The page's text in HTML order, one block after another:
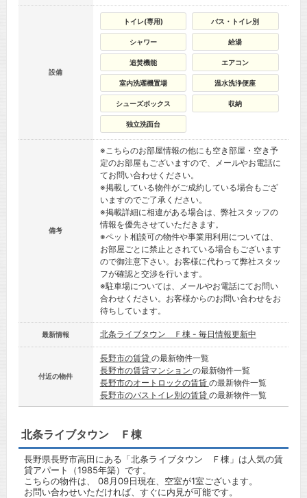
設備
トイレ(専用) バス・トイレ別
シャワー 給湯
追焚機能 エアコン
室内洗濯機置場 温水洗浄便座
シューズボックス 収納
独立洗面台
備考
※こちらのお部屋情報の他にも空き部屋・空き予
定のお部屋もございますので、メールやお電話に
てお問い合わせください。
※掲載している物件がご成約している場合もござ
いますのでご了承ください。
※掲載詳細に相違がある場合は、弊社スタッフの
情報を優先させていただきます。
※ペット相談可の物件や事業用利用については、
お部屋ごとに禁止とされている場合もございます
ので御注意下さい。お客様に代わって弊社スタッ
フが確認と交渉を行います。
※駐車場については、メールやお電話にてお問い
合わせください。お客様からのお問い合わせをお
待ちしています。
最新情報 北条ライブタウン Ｆ棟 - 毎日情報更新中
付近の物件
長野市の賃貸 の最新物件一覧
長野市の賃貸マンション の最新物件一覧
長野市のオートロックの賃貸 の最新物件一覧
長野市のバストイレ別の賃貸 の最新物件一覧
北条ライブタウン Ｆ棟
長野県長野市高田にある「北条ライブタウン Ｆ棟」は人気の賃
貸アパート（1985年築）です。
こちらの物件は、 08月09日現在、空室が1室ございます。
お問い合わせいただければ、すぐに内見が可能です。